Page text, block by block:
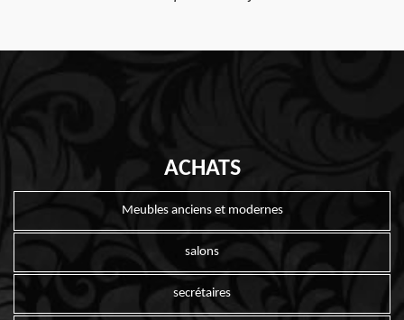
ACHATS
Meubles anciens et modernes
salons
secrétaires